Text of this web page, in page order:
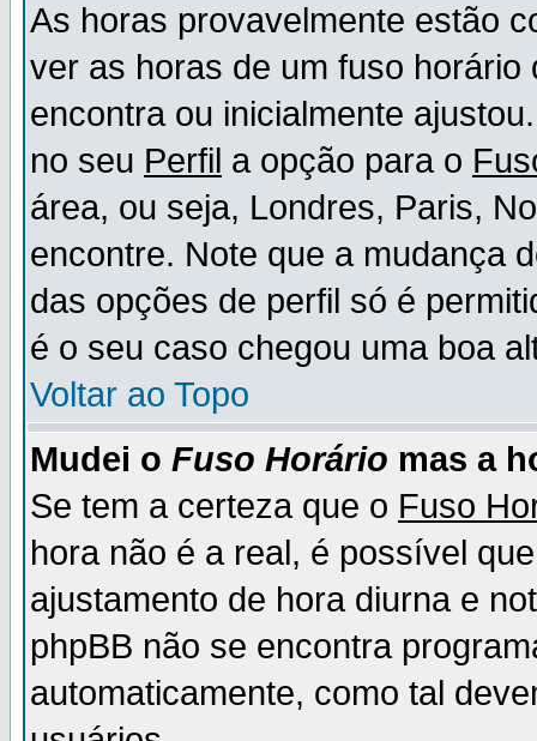
As horas provavelmente estão
ver as horas de um fuso
encontra ou inicialmente
no seu Perfil a opção para o
área, ou seja, Londres, Paris,
encontre. Note que a mudança
das opções de perfil só é
é o seu caso chegou uma boa
Voltar ao Topo
Mudei o Fuso Horário mas a
Se tem a certeza que o Fuso
hora não é a real, é possível
ajustamento de hora diurna e
phpBB não se encontra
automaticamente, como tal